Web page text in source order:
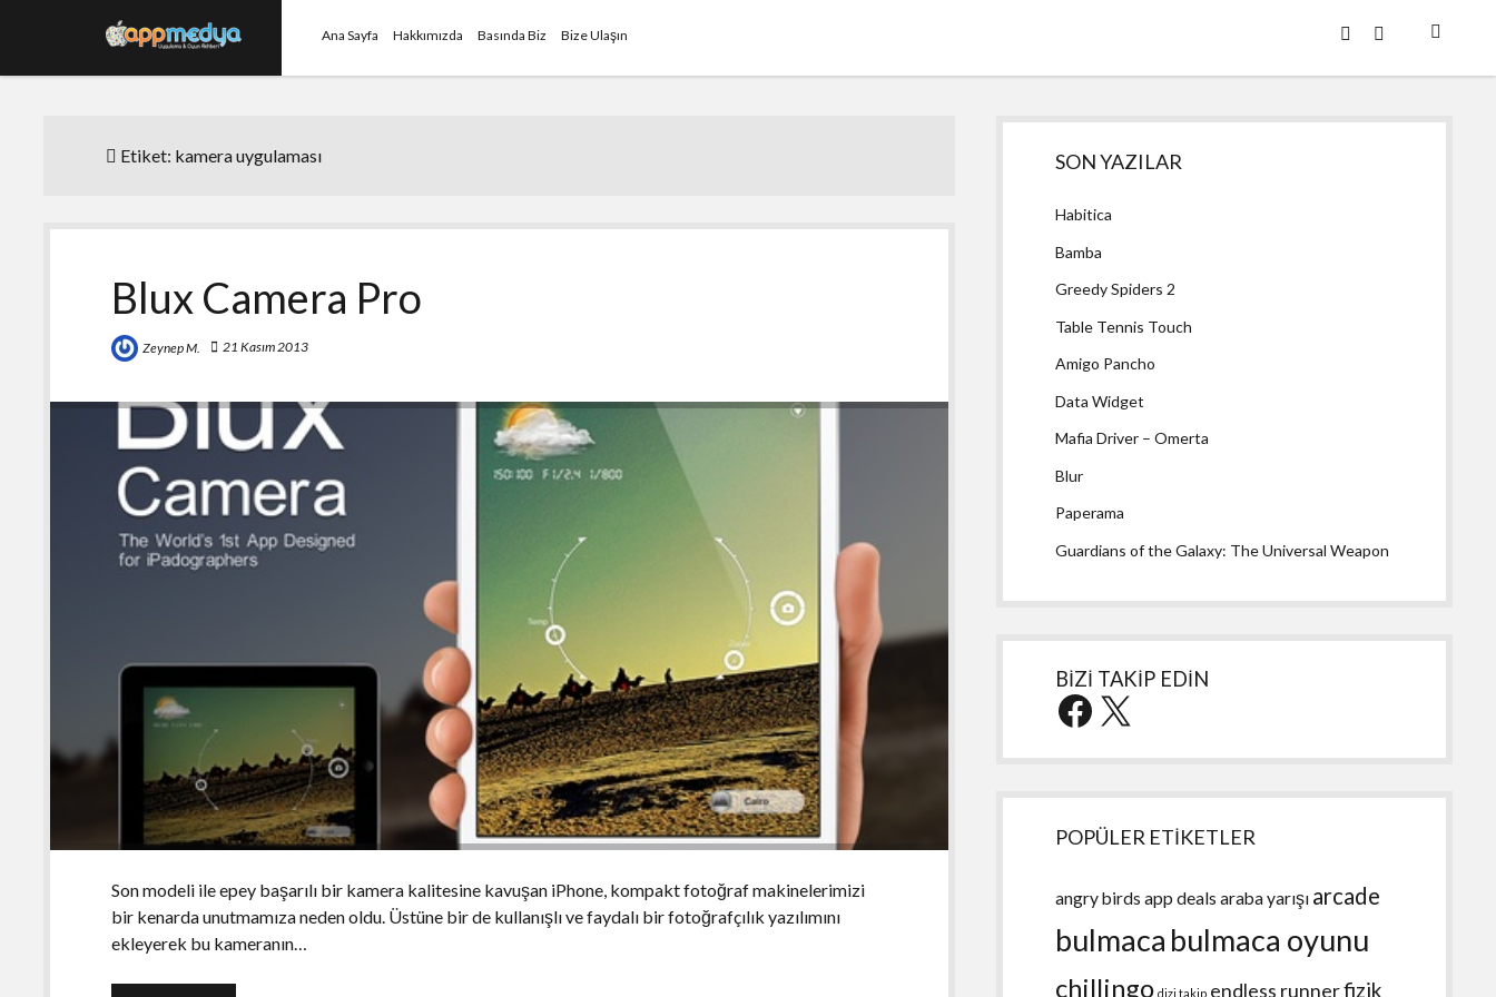
Ana Sayfa Hakkımızda Basında Biz Bize Ulaşın twitterfacebook
Etiket: kamera uygulaması
Blux Camera Pro
Zeynep M. 21 Kasım 2013
Son modeli ile epey başarılı bir kamera kalitesine kavuşan iPhone, kompakt fotoğraf makinelerimizi
bir kenarda unutmamıza neden oldu. Üstüne bir de kullanışlı ve faydalı bir fotoğrafçılık yazılımını
ekleyerek bu kameranın…
Yan
Menü
SON YAZILAR
Habitica
Bamba
Greedy Spiders 2
Table Tennis Touch
Amigo Pancho
Data Widget
Mafia Driver – Omerta
Blur
Paperama
Guardians of the Galaxy: The Universal Weapon
BİZİ TAKİP EDİN
Facebook
X
POPÜLER ETİKETLER
angry birds app deals araba yarışı arcade
bulmaca bulmaca oyunu
chillingo dizi takip endless runnerfizik